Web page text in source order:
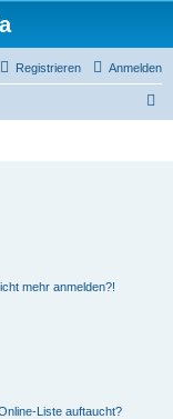
Anmelden
Registrieren
mehr anmelden?!
Liste auftaucht?